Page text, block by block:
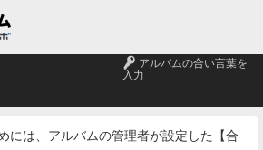
🔑 アルバムの合い言葉を
入力
には、アルバムの管理者が設定した【合